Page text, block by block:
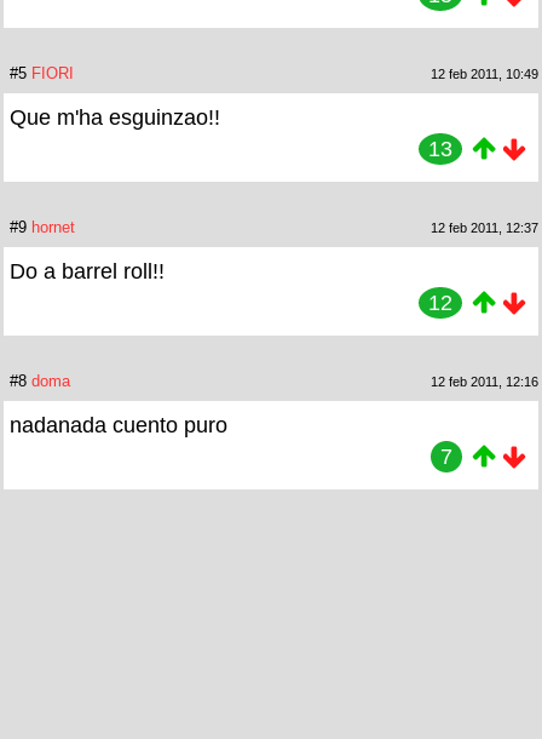
#5 FIORI 12 feb 2011, 10:49
Que m'ha esguinzao!!
13
#9 hornet 12 feb 2011, 12:37
Do a barrel roll!!
12
#8 doma 12 feb 2011, 12:16
nadanada cuento puro
7